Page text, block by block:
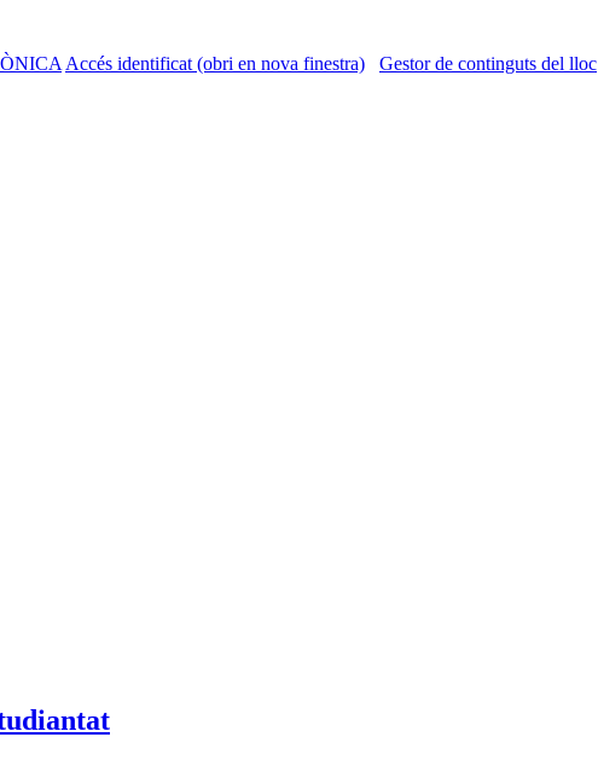
Accés identificat (obri en nova finestra) Gestor de continguts del lloc